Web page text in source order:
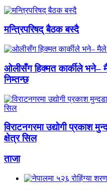
मन्त्रिपरिषद् बैठक बस्दै
ओलीसँग हिक्मत कार्कीले भने–
निम्तन्छ
विराटनगरमा उद्योगी प्रकाश
क्षेत्र सिल
ताजा